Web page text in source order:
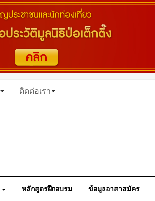
ติดต่อเรา
หลักสูตรฝึกอบรม ข้อมูลอาสาสมัคร